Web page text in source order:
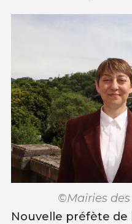
©Mairies des
Nouvelle préfète de